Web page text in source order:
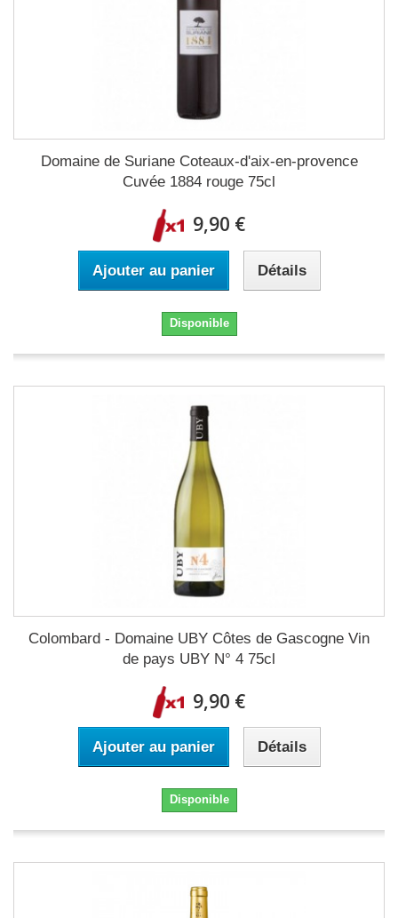
Domaine de Suriane Coteaux-d'aix-en-provence
Cuvée 1884 rouge 75cl
9,90 €
Ajouter au panier Détails
Disponible
Colombard - Domaine UBY Côtes de Gascogne Vin
de pays UBY N° 4 75cl
9,90 €
Ajouter au panier Détails
Disponible